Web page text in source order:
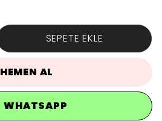
SEPETE EKLE
HEMEN AL
WHATSAPP